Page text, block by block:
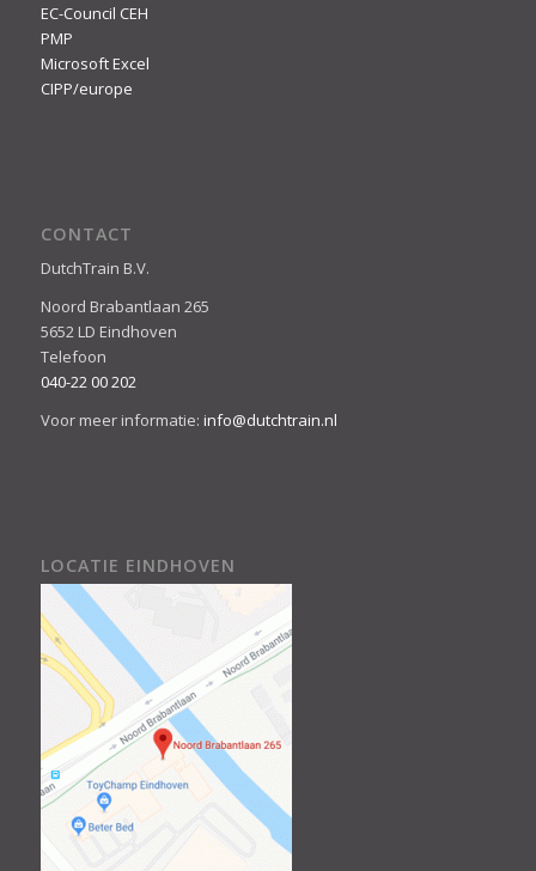
EC-Council CEH
PMP
Microsoft Excel
CIPP/europe
CONTACT
DutchTrain B.V.
Noord Brabantlaan 265
5652 LD Eindhoven
Telefoon
040-22 00 202
Voor meer informatie: info@dutchtrain.nl
LOCATIE EINDHOVEN